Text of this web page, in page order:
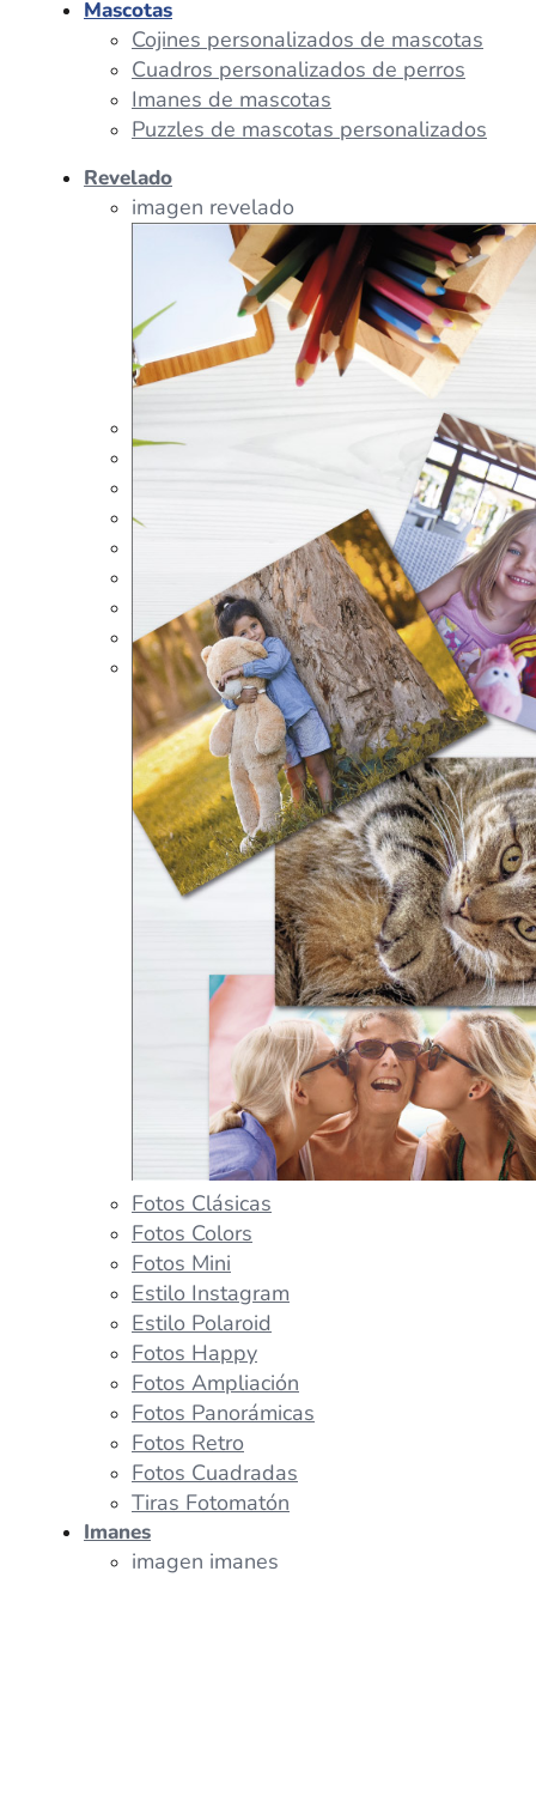
Tazas Personalizadas
Peluches Personalizados
Portalápices Personalizados
Puzles Personalizados
Juegos de Mesa
Alfombrillas Personalizadas
Lámparas LED
Mascotas
Cojines personalizados de mascotas
Cuadros personalizados de perros
Imanes de mascotas
Puzzles de mascotas personalizados
Revelado
imagen revelado
Fotos Clásicas
Fotos Colors
Fotos Mini
Estilo Instagram
Estilo Polaroid
Fotos Happy
Fotos Ampliación
Fotos Panorámicas
Fotos Retro
Fotos Cuadradas
Tiras Fotomatón
Imanes
imagen imanes